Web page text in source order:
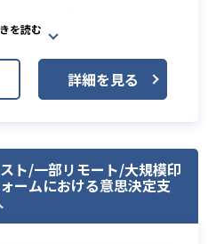
のマネジメント経験をお
取得されたデータを製薬会
局へ提供するための分析
ます。
ジェクト推進するため
・加工等するためのDB部
務・VBAをなどを活用し
詳細を見る
ト/一部リモート/大規模印
ームにおける意思決定支